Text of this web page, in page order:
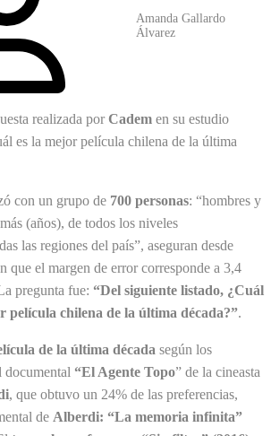
Amanda Gallardo
Álvarez
realizada por Cadem en su estudio
es la mejor película chilena de la última
con un grupo de 700 personas: “hombres y
(años), de todos los niveles
las regiones del país”, aseguran desde
que el margen de error corresponde a 3,4
pregunta fue: “Del siguiente listado, ¿Cuál
película chilena de la última década?”.
de la última década según los
documental “El Agente Topo” de la cineasta
, que obtuvo un 24% de las preferencias,
de Alberdi: “La memoria infinita”